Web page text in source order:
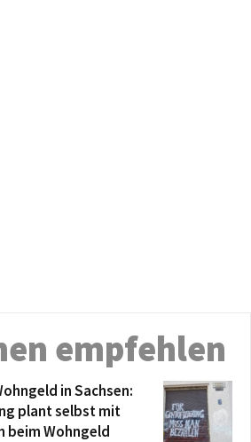
empfehlen
in Sachsen:
plant selbst mit
beim Wohngeld